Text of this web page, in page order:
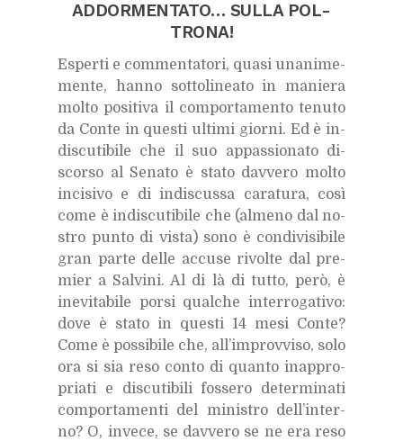
AD­DOR­MEN­TA­TO… SUL­LA POL­
TRO­NA!
Esper­ti e com­men­ta­to­ri, qua­si una­ni­me­
men­te, han­no sot­to­li­nea­to in ma­nie­ra
mol­to po­si­ti­va il com­por­ta­men­to te­nu­to
da Con­te in que­sti ul­ti­mi gior­ni. Ed è in­
di­scu­ti­bi­le che il suo ap­pas­sio­na­to di­
scor­so al Se­na­to è sta­to dav­ve­ro mol­to
in­ci­si­vo e di in­di­scus­sa ca­ra­tu­ra, così
come è in­di­scu­ti­bi­le che (al­me­no dal no­
stro pun­to di vi­sta) sono è con­di­vi­si­bi­le
gran par­te del­le ac­cu­se ri­vol­te dal pre­
mier a Sal­vi­ni. Al di là di tut­to, però, è
ine­vi­ta­bi­le por­si qual­che in­ter­ro­ga­ti­vo:
dove è sta­to in que­sti 14 mesi Con­te?
Come è pos­si­bi­le che, al­l’im­prov­vi­so, solo
ora si sia reso con­to di quan­to inap­pro­
pria­ti e di­scu­ti­bi­li fos­se­ro de­ter­mi­na­ti
com­por­ta­men­ti del mi­ni­stro del­l’in­ter­
no? O, in­ve­ce, se dav­ve­ro se ne era reso